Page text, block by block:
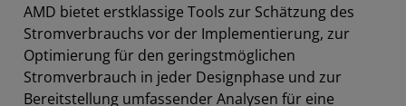
AMD bietet erstklassige Tools zur Schätzung des
Stromverbrauchs vor der Implementierung, zur
Optimierung für den geringstmöglichen
Stromverbrauch in jeder Designphase und zur
Bereitstellung umfassender Analysen für eine